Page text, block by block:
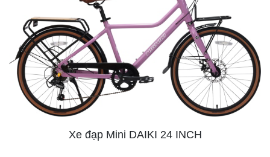
Xe đạp Mini DAIKI 24 INCH